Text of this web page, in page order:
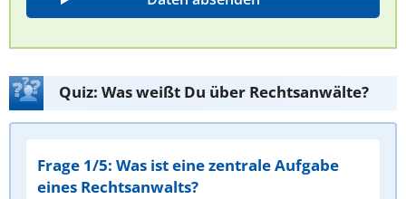
Quiz: Was weißt Du über Rechtsanwälte?
Frage 1/5: Was ist eine zentrale Aufgabe
eines Rechtsanwalts?